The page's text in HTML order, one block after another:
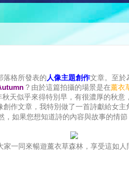
落格所發表的 人像主題創作文章。至於
? 由於這篇拍攝的場景是在薰衣
天似乎來得特別早，有很濃厚的秋意
作文章，我特別做了一首詩獻給女
，如果您想知道詩的內容與故事的情
家一同來暢遊薰衣草森林，享受這如人